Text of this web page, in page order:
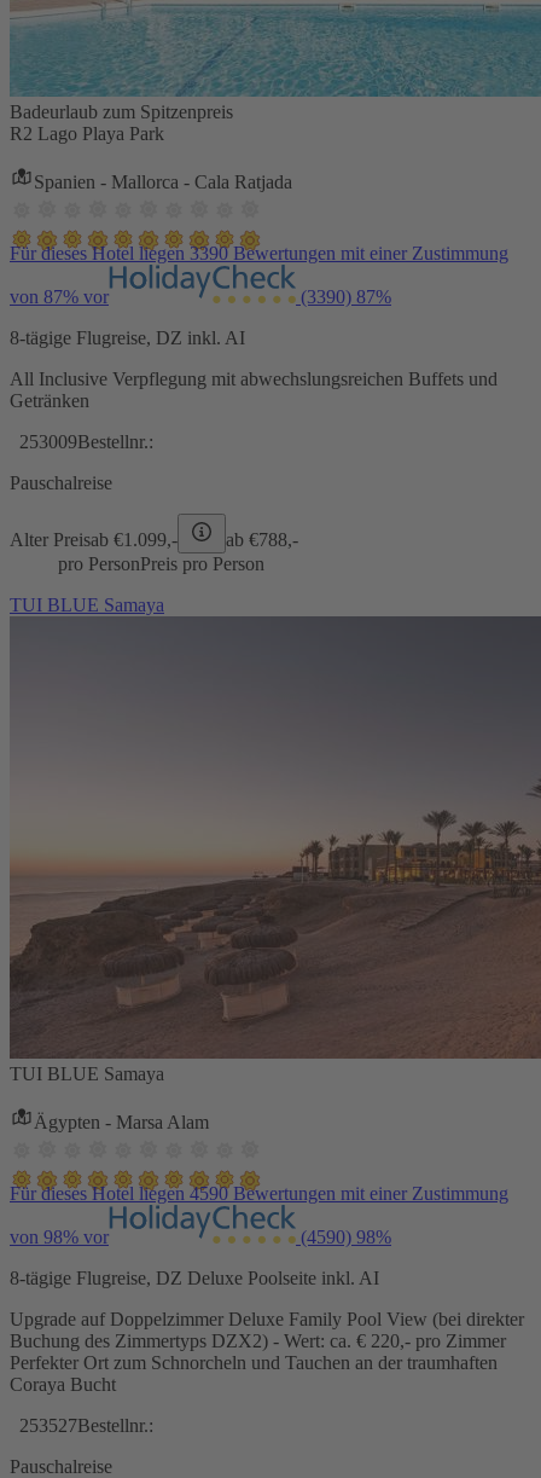
Badeurlaub zum Spitzenpreis
R2 Lago Playa Park
Spanien - Mallorca - Cala Ratjada
Für dieses Hotel liegen 3390 Bewertungen mit einer Zustimmung
von 87% vor (3390) 87%
8-tägige Flugreise, DZ inkl. AI
All Inclusive Verpflegung mit abwechslungsreichen Buffets und
Getränken
253009Bestellnr.:
Pauschalreise
Alter Preisab €1.099,- ab €788,-
pro PersonPreis pro Person
TUI BLUE Samaya
TUI BLUE Samaya
Ägypten - Marsa Alam
Für dieses Hotel liegen 4590 Bewertungen mit einer Zustimmung
von 98% vor (4590) 98%
8-tägige Flugreise, DZ Deluxe Poolseite inkl. AI
Upgrade auf Doppelzimmer Deluxe Family Pool View (bei direkter
Buchung des Zimmertyps DZX2) - Wert: ca. € 220,- pro Zimmer
Perfekter Ort zum Schnorcheln und Tauchen an der traumhaften
Coraya Bucht
253527Bestellnr.:
Pauschalreise